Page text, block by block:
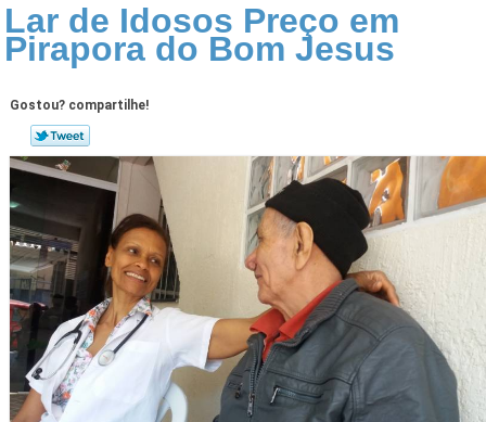
Lar de Idosos Preço em
Pirapora do Bom Jesus
Gostou? compartilhe!